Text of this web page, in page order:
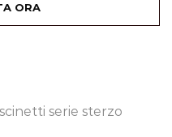
ORA
serie sterzo